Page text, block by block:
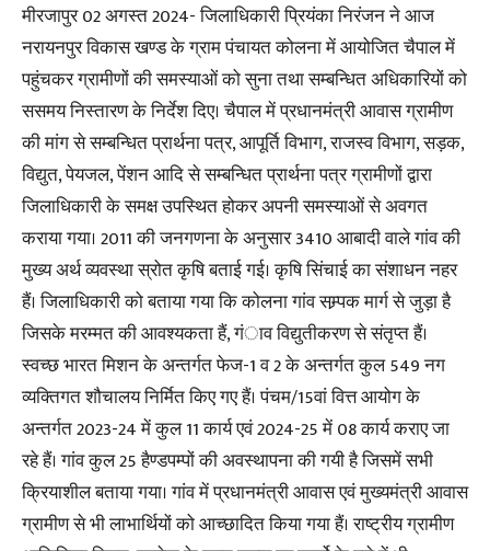
मीरजापुर 02 अगस्त 2024- जिलाधिकारी प्रियंका निरंजन ने आज
नरायनपुर विकास खण्ड के ग्राम पंचायत कोलना में आयोजित चैपाल में
पहुंचकर ग्रामीणों की समस्याओं को सुना तथा सम्बन्धित अधिकारियों को
ससमय निस्तारण के निर्देश दिए। चैपाल में प्रधानमंत्री आवास ग्रामीण
की मांग से सम्बन्धित प्रार्थना पत्र, आपूर्ति विभाग, राजस्व विभाग, सड़क,
विद्युत, पेयजल, पेंशन आदि से सम्बन्धित प्रार्थना पत्र ग्रामीणों द्वारा
जिलाधिकारी के समक्ष उपस्थित होकर अपनी समस्याओं से अवगत
कराया गया। 2011 की जनगणना के अनुसार 3410 आबादी वाले गांव की
मुख्य अर्थ व्यवस्था स्रोत कृषि बताई गई। कृषि सिंचाई का संशाधन नहर
हैं। जिलाधिकारी को बताया गया कि कोलना गांव सम्र्पक मार्ग से जुड़ा है
जिसके मरम्मत की आवश्यकता हैं, गंाव विद्युतीकरण से संतृप्त हैं।
स्वच्छ भारत मिशन के अन्तर्गत फेज-1 व 2 के अन्तर्गत कुल 549 नग
व्यक्तिगत शौचालय निर्मित किए गए हैं। पंचम/15वां वित्त आयोग के
अन्तर्गत 2023-24 में कुल 11 कार्य एवं 2024-25 में 08 कार्य कराए जा
रहे हैं। गांव कुल 25 हैण्डपम्पों की अवस्थापना की गयी है जिसमें सभी
क्रियाशील बताया गया। गांव में प्रधानमंत्री आवास एवं मुख्यमंत्री आवास
ग्रामीण से भी लाभार्थियों को आच्छादित किया गया हैं। राष्ट्रीय ग्रामीण